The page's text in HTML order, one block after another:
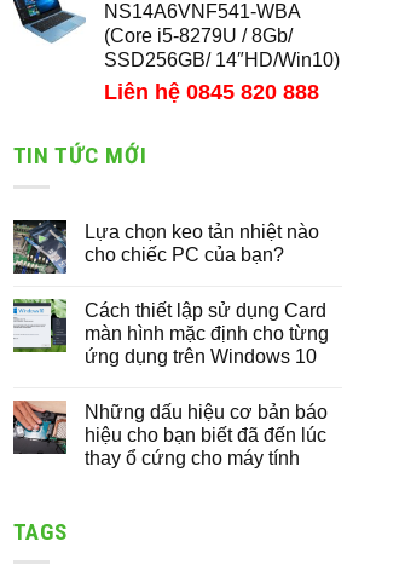
NS14A6VNF541-WBA
(Core i5-8279U / 8Gb/
SSD256GB/ 14″HD/Win10)
Liên hệ 0845 820 888
TIN TỨC MỚI
Lựa chọn keo tản nhiệt nào
cho chiếc PC của bạn?
Cách thiết lập sử dụng Card
màn hình mặc định cho từng
ứng dụng trên Windows 10
Những dấu hiệu cơ bản báo
hiệu cho bạn biết đã đến lúc
thay ổ cứng cho máy tính
TAGS